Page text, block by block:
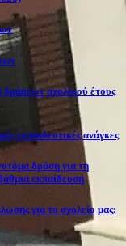
σχολικού έτους
εκπαιδευτικές ανάγκες
δράση για τη
εκπαίδευση
για το σχολείο μας: